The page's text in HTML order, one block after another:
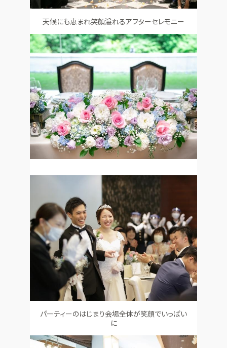
天候にも恵まれ笑顔溢れるアフターセレモニー
パーティーのはじまり会場全体が笑顔でいっぱい
に